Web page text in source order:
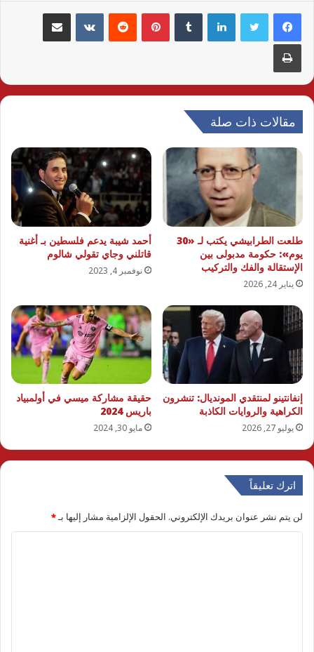
لينكدإن بينتيريست مشاركة عبر البريد
طباعة
مقالات ذات صلة
طلعت الطرابيشي يكتب لـ «30
يوم»: حكومة مدبولى بين
الإستقالة والفك والتركيب
يناير 24, 2026
أحمد شيبة يدعم فلسطين بـ أغنية
قاتلني وجاي تقولي شالوم
نوفمبر 4, 2023
إنفانتينو لمنتقدي المونديال: تنشرون
الكراهية والروايات الكاذبة
يوليو 27, 2026
حقيقة مشاركة ميسي في أولمبياد
باريس 2024
مايو 30, 2024
اترك تعليقاً
لن يتم نشر عنوان بريدك الإلكتروني. الحقول الإلزامية مشار إليها بـ*